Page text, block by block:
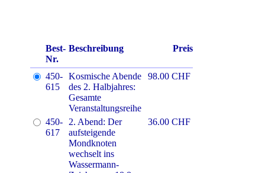
Best-
Nr.
Beschreibung Preis
450-
615
Kosmische Abende
des 2. Halbjahres:
Gesamte
Veranstaltungsreihe
98.00 CHF
450-
617
2. Abend: Der
aufsteigende
Mondknoten
wechselt ins
Wassermann-
36.00 CHF